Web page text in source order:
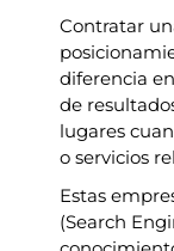
Contratar
diferencia
de
lugares
o servicios
Estas
(Search